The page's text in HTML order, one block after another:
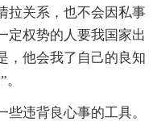
拉关系，也不会因私事
定权势的人要我国家出
，他会我了自己的良知
违背良心事的工具。